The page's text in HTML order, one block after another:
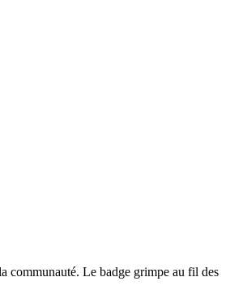
communauté. Le badge grimpe au fil des